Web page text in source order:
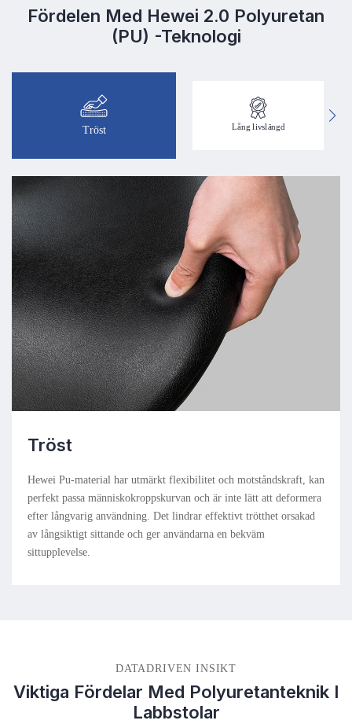
Fördelen Med Hewei 2.0 Polyuretan
(PU) -teknologi
Tröst Lång livslängd
Tröst
Hewei Pu-material har utmärkt flexibilitet och motståndskraft, kan
perfekt passa människokroppskurvan och är inte lätt att deformera
efter långvarig användning. Det lindrar effektivt trötthet orsakad
av långsiktigt sittande och ger användarna en bekväm
sittupplevelse.
DATADRIVEN INSIKT
Viktiga Fördelar Med Polyuretanteknik I
Labbstolar